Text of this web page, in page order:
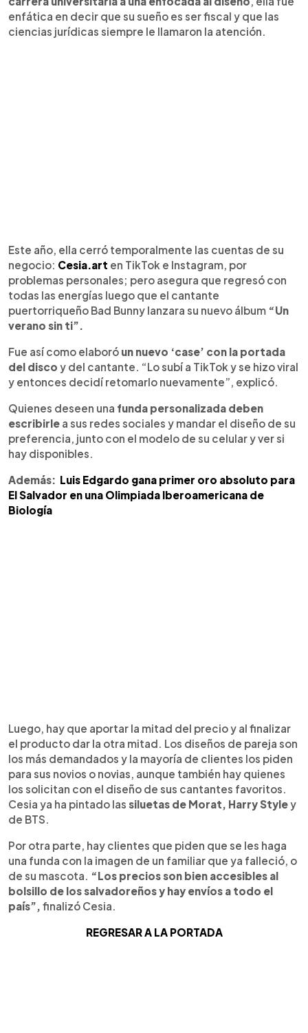
enfática en decir que su sueño es ser fiscal y que las
ciencias jurídicas siempre le llamaron la atención.
Este año, ella cerró temporalmente las cuentas de su
negocio: Cesia.art en TikTok e Instagram, por
problemas personales; pero asegura que regresó con
todas las energías luego que el cantante
puertorriqueño Bad Bunny lanzara su nuevo álbum “Un
verano sin ti”.
Fue así como elaboró un nuevo ‘case’ con la portada
del disco y del cantante. “Lo subí a TikTok y se hizo viral
y entonces decidí retomarlo nuevamente”, explicó.
Quienes deseen una funda personalizada deben
escribirle a sus redes sociales y mandar el diseño de su
preferencia, junto con el modelo de su celular y ver si
hay disponibles.
Además: Luis Edgardo gana primer oro absoluto para
El Salvador en una Olimpiada Iberoamericana de
Biología
Luego, hay que aportar la mitad del precio y al finalizar
el producto dar la otra mitad. Los diseños de pareja son
los más demandados y la mayoría de clientes los piden
para sus novios o novias, aunque también hay quienes
los solicitan con el diseño de sus cantantes favoritos.
Cesia ya ha pintado las siluetas de Morat, Harry Styley
de BTS.
Por otra parte, hay clientes que piden que se les haga
una funda con la imagen de un familiar que ya falleció, o
de su mascota. “Los precios son bien accesibles al
bolsillo de los salvadoreños y hay envíos a todo el
país”, finalizó Cesia.
REGRESAR A LA PORTADA